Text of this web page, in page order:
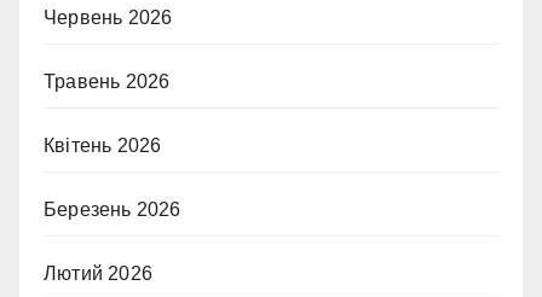
Червень 2026
Травень 2026
Квітень 2026
Березень 2026
Лютий 2026